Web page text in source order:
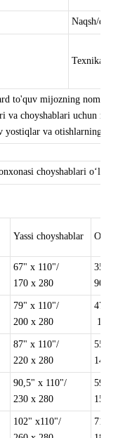
Naqsh/
Texnika
to'quv mijozning nomi
va choyshablari uchun
yostiqlar va otishlarning
choyshablari
Yassi choyshablar
67" x 110"/
170 x 280
90 x
79" x 110"/
200 x 280
47" x
120
87" x 110"/
220 x 280
55" x
140
90,5" x 110"/
230 x 280
59" x
150
102" x110"/
71"